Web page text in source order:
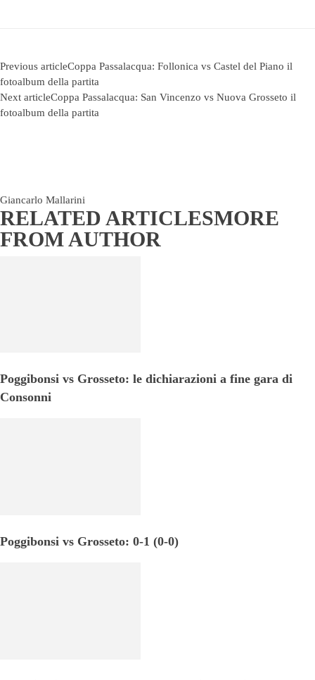
Previous articleCoppa Passalacqua: Follonica vs Castel del Piano il
fotoalbum della partita
Next articleCoppa Passalacqua: San Vincenzo vs Nuova Grosseto il
fotoalbum della partita
Giancarlo Mallarini
RELATED ARTICLESMORE
FROM AUTHOR
Poggibonsi vs Grosseto: le dichiarazioni a fine gara di
Consonni
Poggibonsi vs Grosseto: 0-1 (0-0)